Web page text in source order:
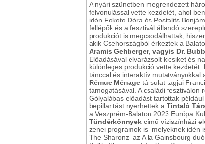
A nyári szünetben megrendezett
felvonulással vette kezdetét, ahol
idén Fekete Dóra és Pestalits
fellépők és a fesztivál állandó
produkciót is megcsodálhattak,
akik Csehországból érkeztek a
Aramis Gehberger, vagyis Dr.
Előadásával elvarázsolt kicsiket és
különleges produkció vette
tánccal és interaktív mutatványokkal
Rémue Ménage társulat tagjai
támogatásával. A családi fesztiválon
Gólyalábas előadást tartottak például
bepillantást nyerhettek a Tintaló
a Veszprém-Balaton 2023 Európa
Tündérkönnyek című víziszínházi
zenei programok is, melyeknek idén
The Sharonz, az A la Gainsbourg